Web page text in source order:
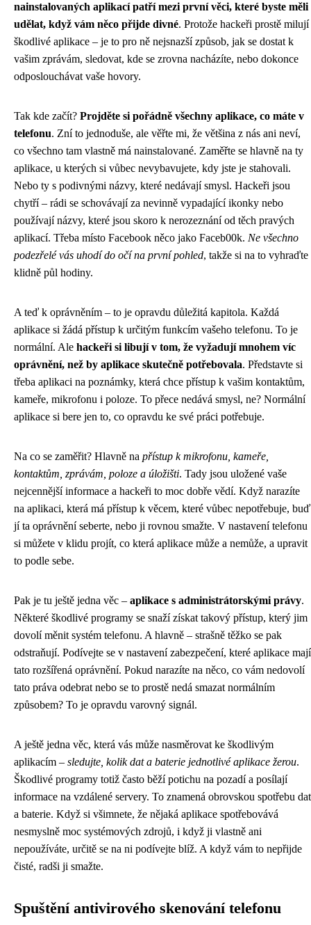
nainstalovaných aplikací patří mezi první věci, které byste měli
udělat, když vám něco přijde divné. Protože hackeři prostě milují
škodlivé aplikace – je to pro ně nejsnazší způsob, jak se dostat k
vašim zprávám, sledovat, kde se zrovna nacházíte, nebo dokonce
odposlouchávat vaše hovory.
Tak kde začít? Projděte si pořádně všechny aplikace, co máte v
telefonu. Zní to jednoduše, ale věřte mi, že většina z nás ani neví,
co všechno tam vlastně má nainstalované. Zaměřte se hlavně na ty
aplikace, u kterých si vůbec nevybavujete, kdy jste je stahovali.
Nebo ty s podivnými názvy, které nedávají smysl. Hackeři jsou
chytří – rádi se schovávají za nevinně vypadající ikonky nebo
používají názvy, které jsou skoro k nerozeznání od těch pravých
aplikací. Třeba místo Facebook něco jako Faceb00k. Ne všechno
podezřelé vás uhodí do očí na první pohled, takže si na to vyhraďte
klidně půl hodiny.
A teď k oprávněním – to je opravdu důležitá kapitola. Každá
aplikace si žádá přístup k určitým funkcím vašeho telefonu. To je
normální. Ale hackeři si libují v tom, že vyžadují mnohem víc
oprávnění, než by aplikace skutečně potřebovala. Představte si
třeba aplikaci na poznámky, která chce přístup k vašim kontaktům,
kameře, mikrofonu i poloze. To přece nedává smysl, ne? Normální
aplikace si bere jen to, co opravdu ke své práci potřebuje.
Na co se zaměřit? Hlavně na přístup k mikrofonu, kameře,
kontaktům, zprávám, poloze a úložišti. Tady jsou uložené vaše
nejcennější informace a hackeři to moc dobře vědí. Když narazíte
na aplikaci, která má přístup k věcem, které vůbec nepotřebuje, buď
jí ta oprávnění seberte, nebo ji rovnou smažte. V nastavení telefonu
si můžete v klidu projít, co která aplikace může a nemůže, a upravit
to podle sebe.
Pak je tu ještě jedna věc – aplikace s administrátorskými právy.
Některé škodlivé programy se snaží získat takový přístup, který jim
dovolí měnit systém telefonu. A hlavně – strašně těžko se pak
odstraňují. Podívejte se v nastavení zabezpečení, které aplikace mají
tato rozšířená oprávnění. Pokud narazíte na něco, co vám nedovolí
tato práva odebrat nebo se to prostě nedá smazat normálním
způsobem? To je opravdu varovný signál.
A ještě jedna věc, která vás může nasměrovat ke škodlivým
aplikacím – sledujte, kolik dat a baterie jednotlivé aplikace žerou.
Škodlivé programy totiž často běží potichu na pozadí a posílají
informace na vzdálené servery. To znamená obrovskou spotřebu dat
a baterie. Když si všimnete, že nějaká aplikace spotřebovává
nesmyslně moc systémových zdrojů, i když ji vlastně ani
nepoužíváte, určitě se na ni podívejte blíž. A když vám to nepřijde
čisté, radši ji smažte.
Spuštění antivirového skenování telefonu